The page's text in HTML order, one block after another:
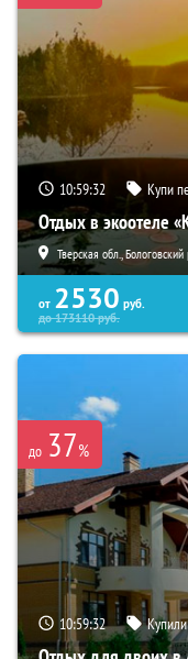
10:59:31 Купи
Отдых в экоотеле
Тверская обл.,
от 2530 руб.
до173110руб.
до 37%
10:59:31